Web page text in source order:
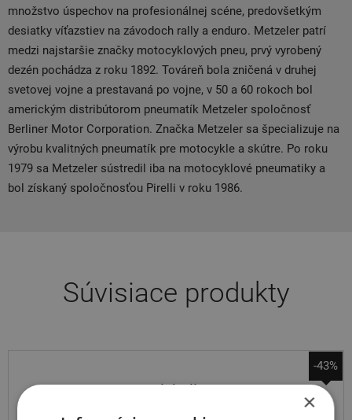
množstvo úspechov na profesionálnej scéne, predovšetkým
desiatky víťazstiev na závodoch rally a enduro. Metzeler patrí
medzi najstaršie značky motocyklových pneu, prvý vyrobený
dezén pochádza z roku 1892. Továreň bola zničená v druhej
svetovej vojne a prestavaná po vojne, v 50 a 60 rokoch bol
americkým distribútorom pneumatík Metzeler spoločnosť
Berliner Motor Corporation. Značka Metzeler sa špecializuje na
výrobu kvalitných pneumatík pre motocykle a skútre. Po roku
1979 sa Metzeler sústredil iba na motocyklové pneumatiky a
bol získaný spoločnosťou Pirelli v roku 1986.
Súvisiace produkty
-43%
Michelin
×